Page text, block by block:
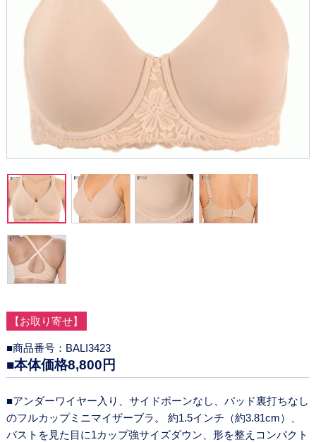
【お取り寄せ】
■商品番号：BALI3423
■本体価格8,800円
■アンダーワイヤー入り、サイドボーンなし、パッド裏打ちなし
のフルカップミニマイザーブラ。 約1.5インチ（約3.81cm）、
バストを見た目に1カップ強サイズダウン、形を整えコンパクト